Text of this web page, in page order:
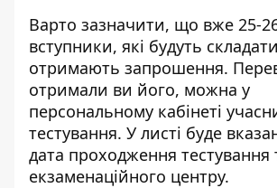
Варто зазначити, що вже 25-
вступники, які будуть
отримають запрошення.
отримали ви його, можна у
персональному кабінеті
тестування. У листі буде
дата проходження тестування
екзаменаційного центру.